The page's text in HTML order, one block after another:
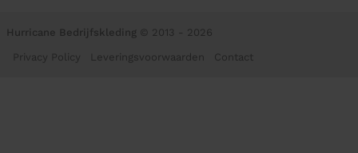
Hurricane Bedrijfskleding © 2013 - 2026
Privacy Policy Leveringsvoorwaarden Contact